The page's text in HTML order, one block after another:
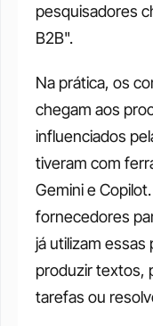
pesquisadores
B2B".
Na prática, os
chegam aos
influenciados
tiveram com
Gemini e
fornecedores
já utilizam essas
produzir textos,
tarefas ou